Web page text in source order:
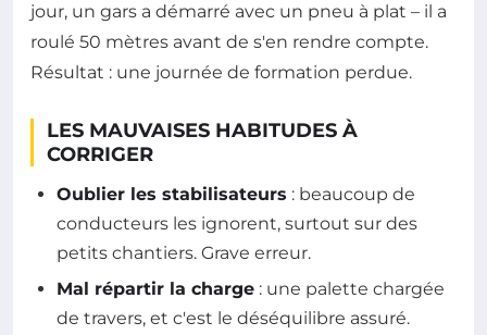
jour, un gars a démarré avec un pneu à plat – il a
roulé 50 mètres avant de s'en rendre compte.
Résultat : une journée de formation perdue.
LES MAUVAISES HABITUDES À
CORRIGER
Oublier les stabilisateurs : beaucoup de
conducteurs les ignorent, surtout sur des
petits chantiers. Grave erreur.
Mal répartir la charge : une palette chargée
de travers, et c'est le déséquilibre assuré.